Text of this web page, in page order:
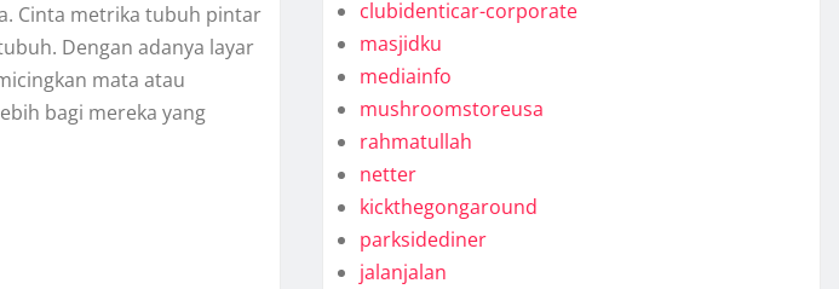
Cinta metrika tubuh pintar
Dengan adanya layar
mata atau
bagi mereka yang
clubidenticar-corporate
masjidku
mediainfo
mushroomstoreusa
rahmatullah
netter
kickthegongaround
parksidediner
jalanjalan